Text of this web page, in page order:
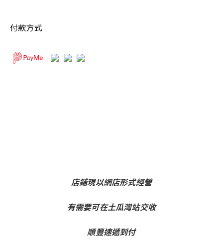
付款方式
店鋪現以網店形式經營
有需要可在土瓜灣站交收
順豐速遞到付